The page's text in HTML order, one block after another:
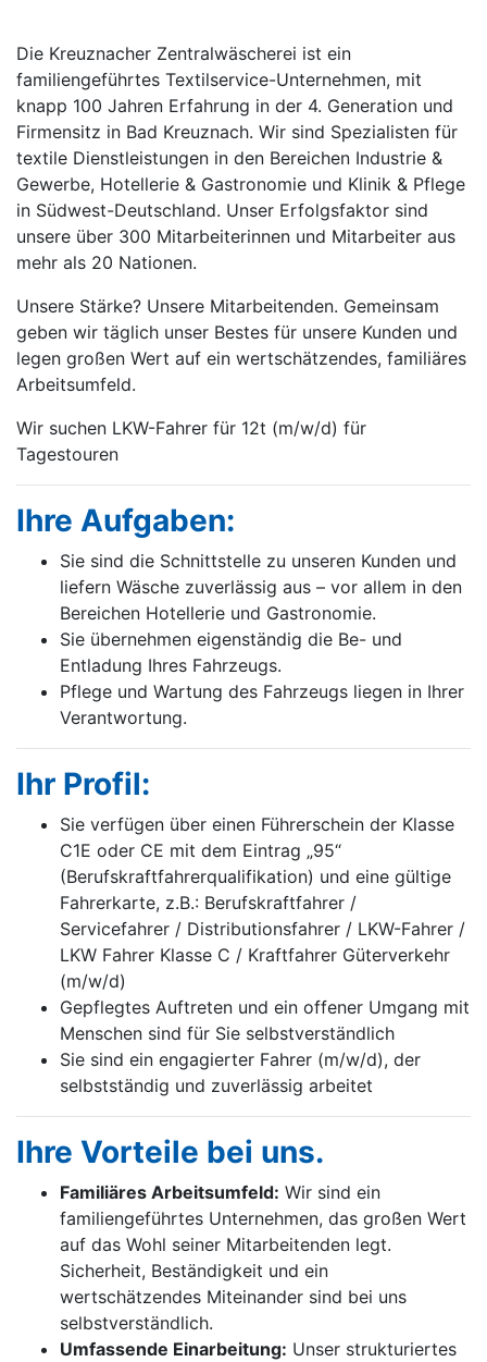
Die Kreuznacher Zentralwäscherei ist ein
familiengeführtes Textilservice-Unternehmen, mit
knapp 100 Jahren Erfahrung in der 4. Generation und
Firmensitz in Bad Kreuznach. Wir sind Spezialisten für
textile Dienstleistungen in den Bereichen Industrie &
Gewerbe, Hotellerie & Gastronomie und Klinik & Pflege
in Südwest-Deutschland. Unser Erfolgsfaktor sind
unsere über 300 Mitarbeiterinnen und Mitarbeiter aus
mehr als 20 Nationen.
Unsere Stärke? Unsere Mitarbeitenden. Gemeinsam
geben wir täglich unser Bestes für unsere Kunden und
legen großen Wert auf ein wertschätzendes, familiäres
Arbeitsumfeld.
Wir suchen LKW-Fahrer für 12t (m/w/d) für
Tagestouren
Ihre Aufgaben:
Sie sind die Schnittstelle zu unseren Kunden und
liefern Wäsche zuverlässig aus – vor allem in den
Bereichen Hotellerie und Gastronomie.
Sie übernehmen eigenständig die Be- und
Entladung Ihres Fahrzeugs.
Pflege und Wartung des Fahrzeugs liegen in Ihrer
Verantwortung.
Ihr Profil:
Sie verfügen über einen Führerschein der Klasse
C1E oder CE mit dem Eintrag „95“
(Berufskraftfahrerqualifikation) und eine gültige
Fahrerkarte, z.B.: Berufskraftfahrer /
Servicefahrer / Distributionsfahrer / LKW-Fahrer /
LKW Fahrer Klasse C / Kraftfahrer Güterverkehr
(m/w/d)
Gepflegtes Auftreten und ein offener Umgang mit
Menschen sind für Sie selbstverständlich
Sie sind ein engagierter Fahrer (m/w/d), der
selbstständig und zuverlässig arbeitet
Ihre Vorteile bei uns.
Familiäres Arbeitsumfeld: Wir sind ein
familiengeführtes Unternehmen, das großen Wert
auf das Wohl seiner Mitarbeitenden legt.
Sicherheit, Beständigkeit und ein
wertschätzendes Miteinander sind bei uns
selbstverständlich.
Umfassende Einarbeitung: Unser strukturiertes